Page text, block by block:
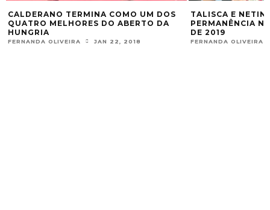
CALDERANO TERMINA COMO UM DOS
QUATRO MELHORES DO ABERTO DA
HUNGRIA
FERNANDA OLIVEIRA JAN 22, 2018
TALISCA E
PERMANÊNCIA
DE 2019
FERNANDA OLIVEIRA